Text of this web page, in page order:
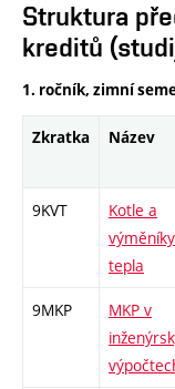
Struktura
kreditů
1. ročník, zimní
Zkratka Název
9KVT
Kotle a
výměníky
tepla
9MKP
MKP v